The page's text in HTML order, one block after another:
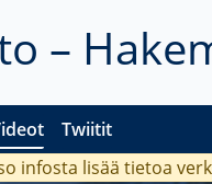
–
Twiitit
infosta lisää tietoa